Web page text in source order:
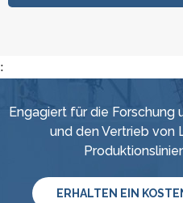
:
Engagiert für die Forschung
und den Vertrieb von
ERHALTEN EIN